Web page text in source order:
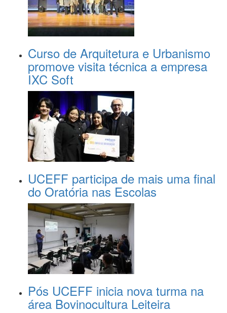
Curso de Arquitetura e Urbanismo
promove visita técnica a empresa
IXC Soft
UCEFF participa de mais uma final
do Oratória nas Escolas
Pós UCEFF inicia nova turma na
área Bovinocultura Leiteira